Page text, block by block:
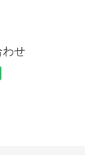
わせ